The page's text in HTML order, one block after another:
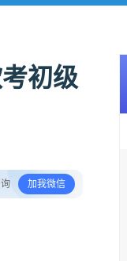
初级
加我微信